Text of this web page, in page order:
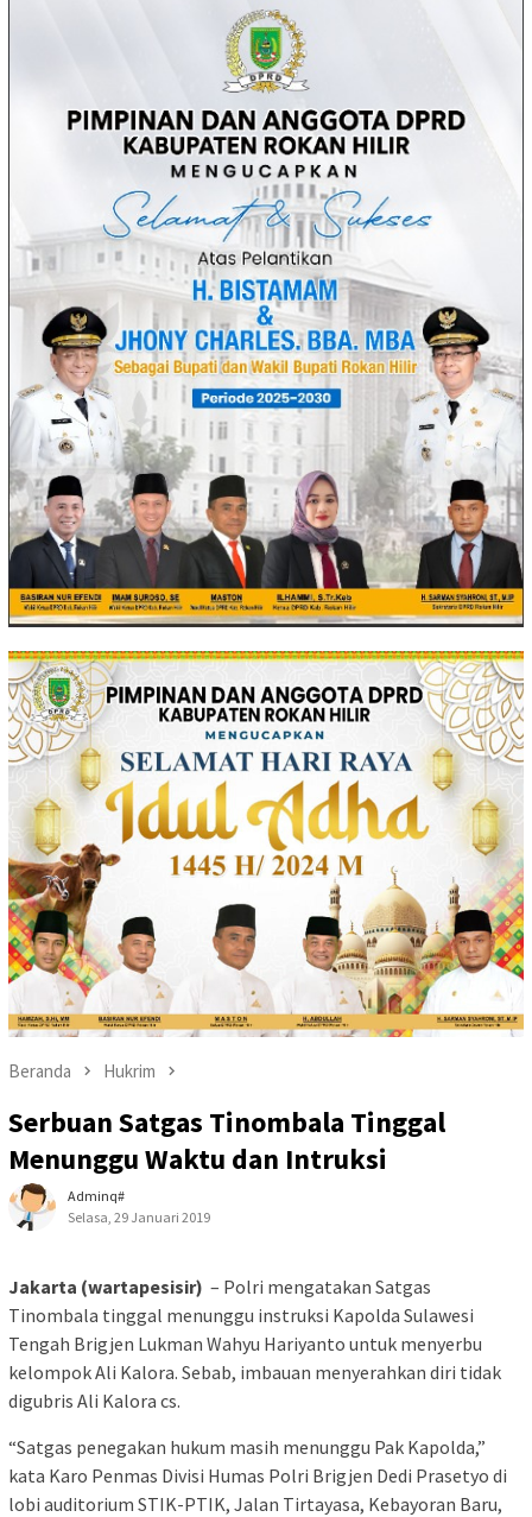
Beranda Hukrim
Serbuan Satgas Tinombala Tinggal
Menunggu Waktu dan Intruksi
Adminq#
Selasa, 29 Januari 2019
Jakarta (wartapesisir) – Polri mengatakan Satgas
Tinombala tinggal menunggu instruksi Kapolda Sulawesi
Tengah Brigjen Lukman Wahyu Hariyanto untuk menyerbu
kelompok Ali Kalora. Sebab, imbauan menyerahkan diri tidak
digubris Ali Kalora cs.
“Satgas penegakan hukum masih menunggu Pak Kapolda,”
kata Karo Penmas Divisi Humas Polri Brigjen Dedi Prasetyo di
lobi auditorium STIK-PTIK, Jalan Tirtayasa, Kebayoran Baru,